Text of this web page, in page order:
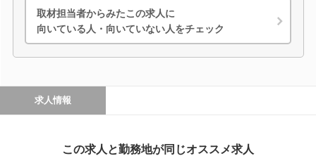
取材担当者からみたこの求人に
向いている人・向いていない人をチェック
求人情報
この求人と勤務地が同じオススメ求人